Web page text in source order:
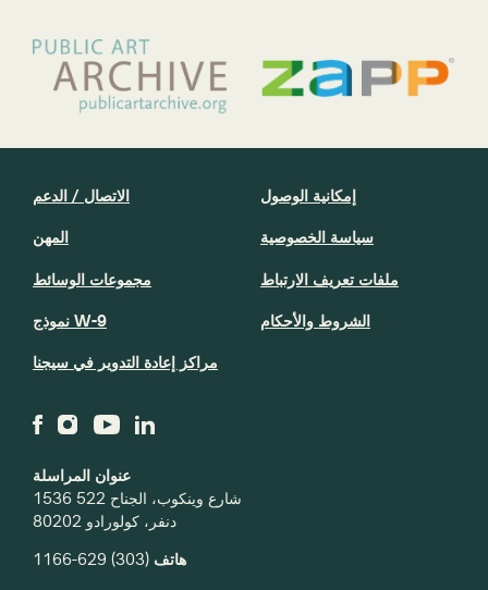
عنوان المراسلة
1536 شارع وينكوب، الجناح 522
دنفر، كولورادو 80202
هاتف (303) 629-1166
الاتصال / الدعم
المهن
مجموعات الوسائط
نموذج W-9
مراكز إعادة التدوير في سيجنا
إمكانية الوصول
سياسة الخصوصية
ملفات تعريف الارتباط
الشروط والأحكام